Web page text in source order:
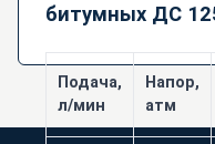
битумных ДС
Подача,
л/мин
Напор,
атм